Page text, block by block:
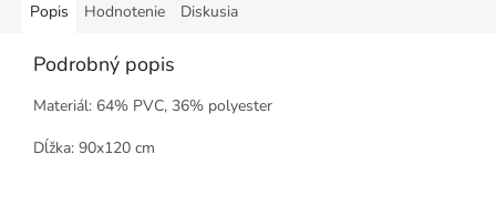
Popis Hodnotenie Diskusia
Podrobný popis
Materiál: 64% PVC, 36% polyester
Dĺžka: 90x120 cm